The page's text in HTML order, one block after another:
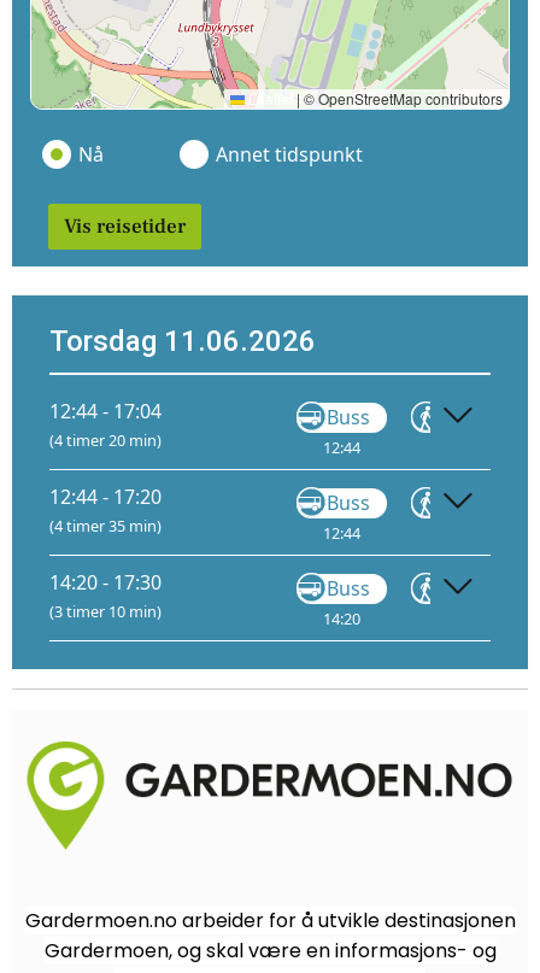
Leaflet | © OpenStreetMap contributors
Nå Annet tidspunkt
Vis reisetider
Torsdag 11.06.2026
12:44 - 17:04
(4 timer 20 min)
Buss
12:44
Gå
12:44 - 17:20
(4 timer 35 min)
Buss
12:44
Gå
14:20 - 17:30
(3 timer 10 min)
Buss
14:20
Gå
Gardermoen.no arbeider for å utvikle destinasjonen
Gardermoen, og skal være en informasjons- og